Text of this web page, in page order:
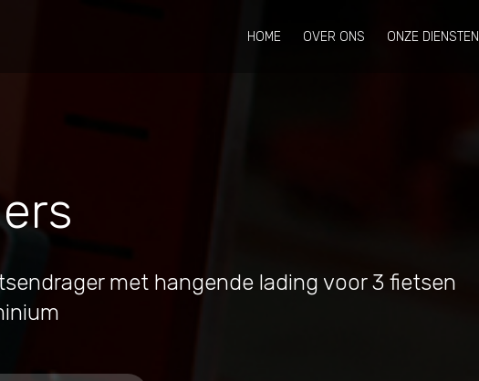
HOME OVER ONS ONZE DIENSTEN
met hangende lading voor 3 fietsen